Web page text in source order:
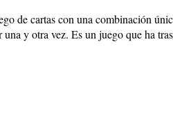
de cartas con una combinación
y otra vez. Es un juego que ha